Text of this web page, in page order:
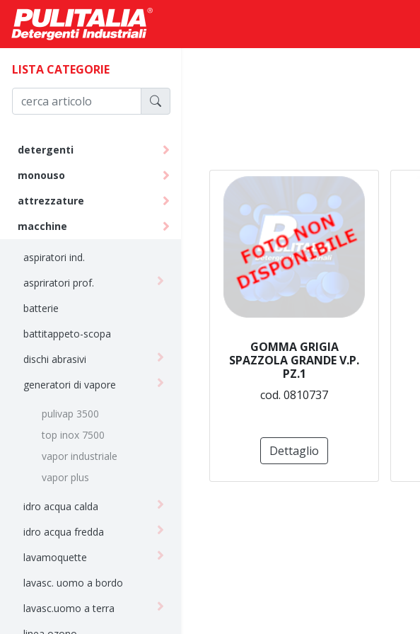
LISTA CATEGORIE
detergenti
monouso
attrezzature
macchine
aspiratori ind.
aspriratori prof.
batterie
battitappeto-scopa
dischi abrasivi
generatori di vapore
pulivap 3500
top inox 7500
vapor industriale
vapor plus
idro acqua calda
idro acqua fredda
lavamoquette
lavasc. uomo a bordo
lavasc.uomo a terra
GOMMA GRIGIA
SPAZZOLA GRANDE V.P.
PZ.1
cod. 0810737
Dettaglio